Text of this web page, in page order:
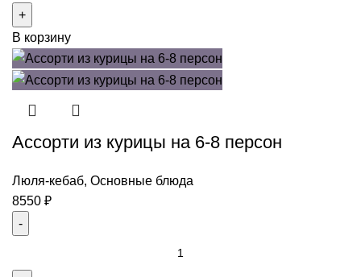
Рыбный
сет
на
4
В корзину
Ассорти из курицы на 6-8 персон
Люля-кебаб, Основные блюда
8550 ₽